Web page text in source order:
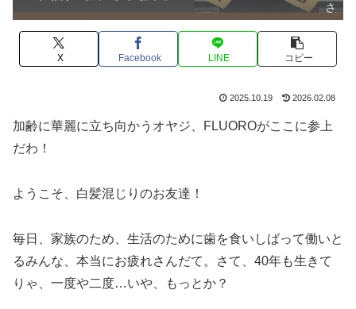
さ
X Facebook LINE コピー
2025.10.19 2026.02.08
加齢に華麗に立ち向かうオヤジ、FLUOROがここに参上
だわ！
ようこそ、白髪混じりのお友達！
毎日、家族のため、生活のために歯を食いしばって働いと
るみんな、本当にお疲れさんだて。さて、40年も生きて
りゃ、一度や二度…いや、もっとか？